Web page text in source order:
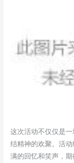
这次活动不仅仅是
结精神的欢聚。活
满的回忆和笑声，期